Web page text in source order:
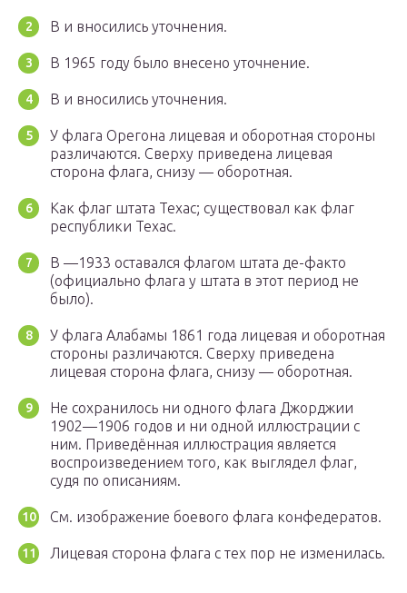
В и вносились уточнения.
В 1965 году было внесено уточнение.
В и вносились уточнения.
У флага Орегона лицевая и оборотная стороны
различаются. Сверху приведена лицевая
сторона флага, снизу — оборотная.
Как флаг штата Техас; существовал как флаг
республики Техас.
В —1933 оставался флагом штата де-факто
(официально флага у штата в этот период не
было).
У флага Алабамы 1861 года лицевая и оборотная
стороны различаются. Сверху приведена
лицевая сторона флага, снизу — оборотная.
Не сохранилось ни одного флага Джорджии
1902—1906 годов и ни одной иллюстрации с
ним. Приведённая иллюстрация является
воспроизведением того, как выглядел флаг,
судя по описаниям.
См. изображение боевого флага конфедератов.
Лицевая сторона флага с тех пор не изменилась.